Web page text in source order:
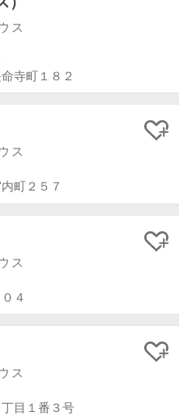
ス
寺町１８２
ス
町２５７
ス
４
ス
目１番３号